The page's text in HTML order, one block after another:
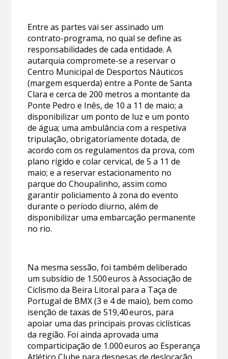
Entre as partes vai ser assinado um
contrato-programa, no qual se define as
responsabilidades de cada entidade. A
autarquia compromete-se a reservar o
Centro Municipal de Desportos Náuticos
(margem esquerda) entre a Ponte de Santa
Clara e cerca de 200 metros a montante da
Ponte Pedro e Inês, de 10 a 11 de maio; a
disponibilizar um ponto de luz e um ponto
de água; uma ambulância com a respetiva
tripulação, obrigatoriamente dotada, de
acordo com os regulamentos da prova, com
plano rígido e colar cervical, de 5 a 11 de
maio; e a reservar estacionamento no
parque do Choupalinho, assim como
garantir policiamento à zona do evento
durante o período diurno, além de
disponibilizar uma embarcação permanente
no rio.
Na mesma sessão, foi também deliberado
um subsídio de 1.500 euros à Associação de
Ciclismo da Beira Litoral para a Taça de
Portugal de BMX (3 e 4 de maio), bem como
isenção de taxas de 519,40 euros, para
apoiar uma das principais provas ciclísticas
da região. Foi ainda aprovada uma
comparticipação de 1.000 euros ao Esperança